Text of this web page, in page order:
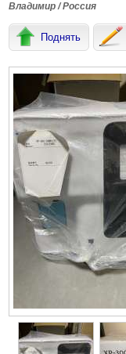
Владимир / Россия
Поднять